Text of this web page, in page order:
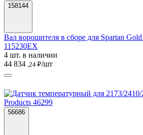
158144
Вал ворошителя в сборе для Spartan
115230EX
4 шт. в наличии
44 834 ,24 ₽/шт
56686